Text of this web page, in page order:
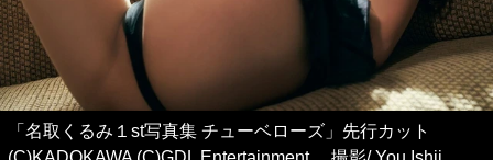
「名取くるみ１st写真集 チューベローズ」先行カット